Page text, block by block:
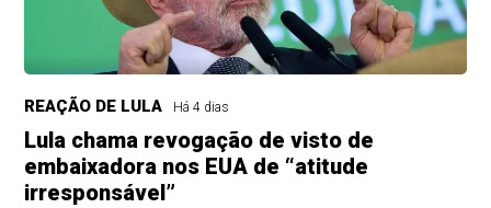
REAÇÃO DE LULA Há 4 dias
Lula chama revogação de visto de
embaixadora nos EUA de “atitude
irresponsável”